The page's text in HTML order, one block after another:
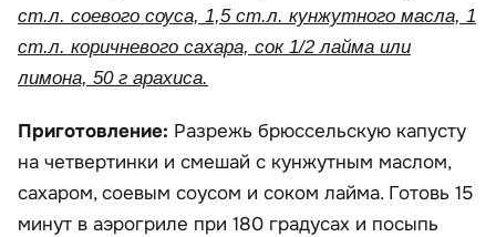
ст.л. соевого соуса, 1,5 ст.л. кунжутного масла, 1
ст.л. коричневого сахара, сок 1/2 лайма или
лимона, 50 г арахиса.
Приготовление: Разрежь брюссельскую капусту
на четвертинки и смешай с кунжутным маслом,
сахаром, соевым соусом и соком лайма. Готовь 15
минут в аэрогриле при 180 градусах и посыпь